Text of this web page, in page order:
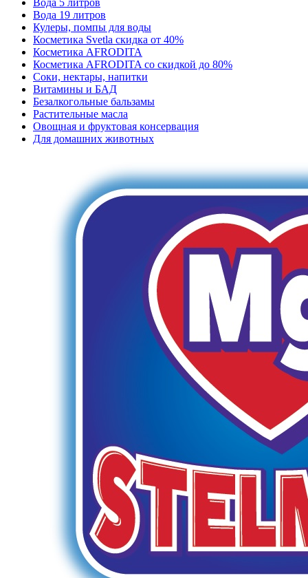
Вода 5 литров
Вода 19 литров
Кулеры, помпы для воды
Косметика Svetla скидка от 40%
Косметика AFRODITA
Косметика AFRODITA со скидкой до 80%
Соки, нектары, напитки
Витамины и БАД
Безалкогольные бальзамы
Растительные масла
Овощная и фруктовая консервация
Для домашних животных